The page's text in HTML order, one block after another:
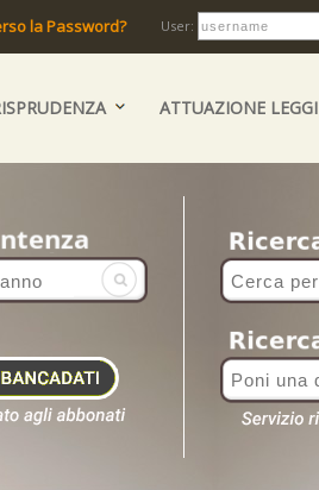
la Password? User:
ATTUAZIONE LEGGI